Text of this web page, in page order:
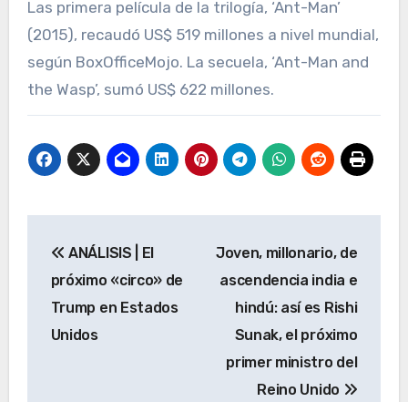
Las primera película de la trilogía, ‘Ant-Man’
(2015), recaudó US$ 519 millones a nivel mundial,
según BoxOfficeMojo. La secuela, ‘Ant-Man and
the Wasp’, sumó US$ 622 millones.
de
entradas
ANÁLISIS | El
próximo «circo» de
Trump en Estados
Unidos
Joven, millonario, de
ascendencia india e
hindú: así es Rishi
Sunak, el próximo
primer ministro del
Reino Unido